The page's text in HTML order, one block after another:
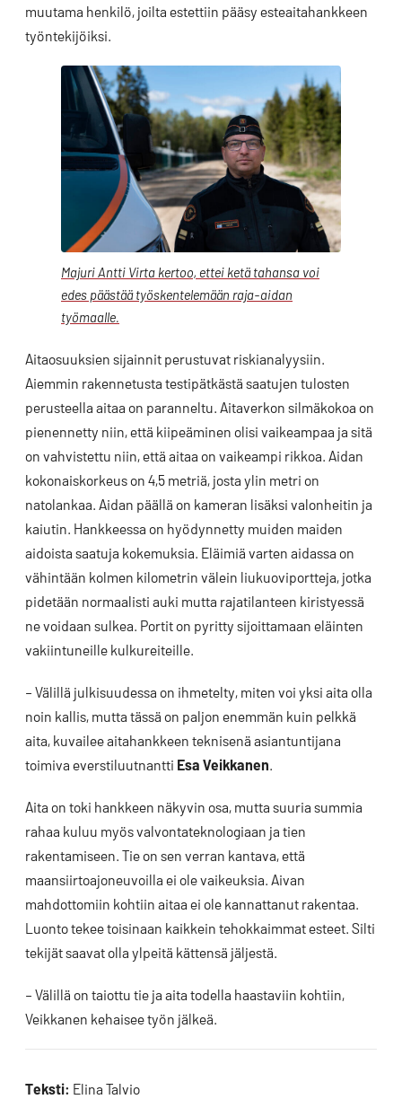
muutama henkilö, joilta estettiin pääsy esteaitahankkeen
työntekijöiksi.
Majuri Antti Virta kertoo, ettei ketä tahansa voi
edes päästää työskentelemään raja-aidan
työmaalle.
Aitaosuuksien sijainnit perustuvat riskianalyysiin.
Aiemmin rakennetusta testipätkästä saatujen tulosten
perusteella aitaa on paranneltu. Aitaverkon silmäkokoa on
pienennetty niin, että kiipeäminen olisi vaikeampaa ja sitä
on vahvistettu niin, että aitaa on vaikeampi rikkoa. Aidan
kokonaiskorkeus on 4,5 metriä, josta ylin metri on
natolankaa. Aidan päällä on kameran lisäksi valonheitin ja
kaiutin. Hankkeessa on hyödynnetty muiden maiden
aidoista saatuja kokemuksia. Eläimiä varten aidassa on
vähintään kolmen kilometrin välein liukuoviportteja, jotka
pidetään normaalisti auki mutta rajatilanteen kiristyessä
ne voidaan sulkea. Portit on pyritty sijoittamaan eläinten
vakiintuneille kulkureiteille.
– Välillä julkisuudessa on ihmetelty, miten voi yksi aita olla
noin kallis, mutta tässä on paljon enemmän kuin pelkkä
aita, kuvailee aitahankkeen teknisenä asiantuntijana
toimiva everstiluutnantti Esa Veikkanen.
Aita on toki hankkeen näkyvin osa, mutta suuria summia
rahaa kuluu myös valvontateknologiaan ja tien
rakentamiseen. Tie on sen verran kantava, että
maansiirtoajoneuvoilla ei ole vaikeuksia. Aivan
mahdottomiin kohtiin aitaa ei ole kannattanut rakentaa.
Luonto tekee toisinaan kaikkein tehokkaimmat esteet. Silti
tekijät saavat olla ylpeitä kättensä jäljestä.
– Välillä on taiottu tie ja aita todella haastaviin kohtiin,
Veikkanen kehaisee työn jälkeä.
Teksti: Elina Talvio